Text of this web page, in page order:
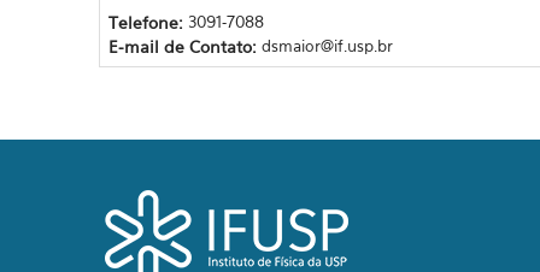
Telefone: 3091-7088
E-mail de Contato: dsmaior@if.usp.br